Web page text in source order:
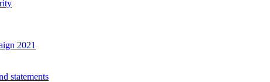
2021
statements